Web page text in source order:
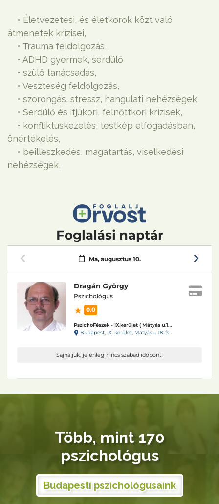
• Életvezetési, és életkorok közt való
átmenetek krízisei,
• Trauma feldolgozás,
• ADHD gyermek, serdülő
• szülő tanácsadás,
• Veszteség feldolgozás,
• szorongás, stressz, hangulati nehézségek
• Serdülő és ifjúkori, felnőttkori krízisek,
• konfliktuskezelés, testkép elfogadásban,
önértékelés,
• beilleszkedés, magatartás, viselkedési
nehézségek,
Több, mint 170
pszichológus
Budapesti pszichológusaink